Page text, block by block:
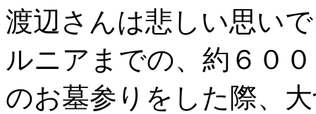
渡辺さんは悲しい思い
ルニアまでの、約６０
のお墓参りをした際、